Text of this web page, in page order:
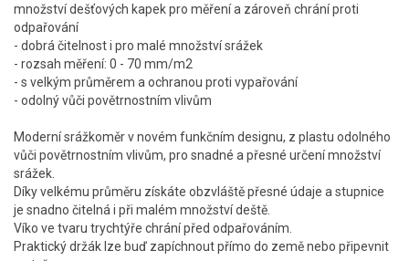
množství dešťových kapek pro měření a zároveň chrání proti
odpařování
- dobrá čitelnost i pro malé množství srážek
- rozsah měření: 0 - 70 mm/m2
- s velkým průměrem a ochranou proti vypařování
- odolný vůči povětrnostním vlivům
Moderní srážkoměr v novém funkčním designu, z plastu odolného
vůči povětrnostním vlivům, pro snadné a přesné určení množství
srážek.
Díky velkému průměru získáte obzvláště přesné údaje a stupnice
je snadno čitelná i při malém množství deště.
Víko ve tvaru trychtýře chrání před odpařováním.
Praktický držák lze buď zapíchnout přímo do země nebo připevnit